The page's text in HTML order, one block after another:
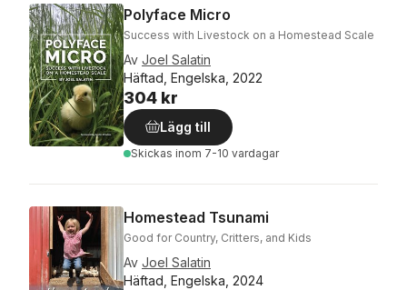
Polyface Micro
Success with Livestock on a Homestead Scale
Av Joel Salatin
Häftad, Engelska, 2022
304 kr
Lägg till
Skickas inom 7-10 vardagar
Homestead Tsunami
Good for Country, Critters, and Kids
Av Joel Salatin
Häftad, Engelska, 2024